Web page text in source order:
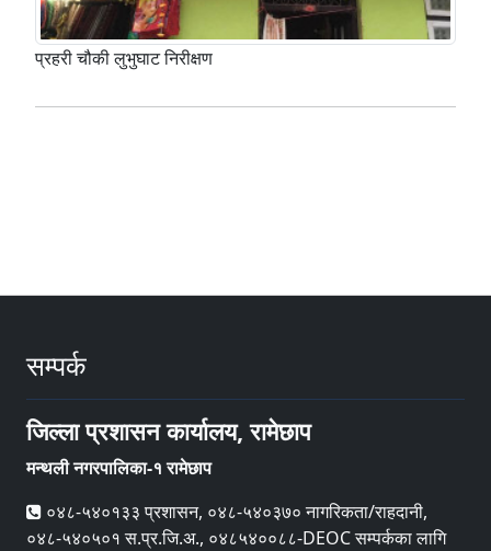
प्रहरी चौकी लुभुघाट निरीक्षण
सम्पर्क
जिल्ला प्रशासन कार्यालय, रामेछाप
मन्थली नगरपालिका-१ रामेछाप
०४८-५४०१३३ प्रशासन, ०४८-५४०३७० नागरिकता/राहदानी,
०४८-५४०५०१ स.प्र.जि.अ., ०४८५४००८८-DEOC सम्पर्कका लागि